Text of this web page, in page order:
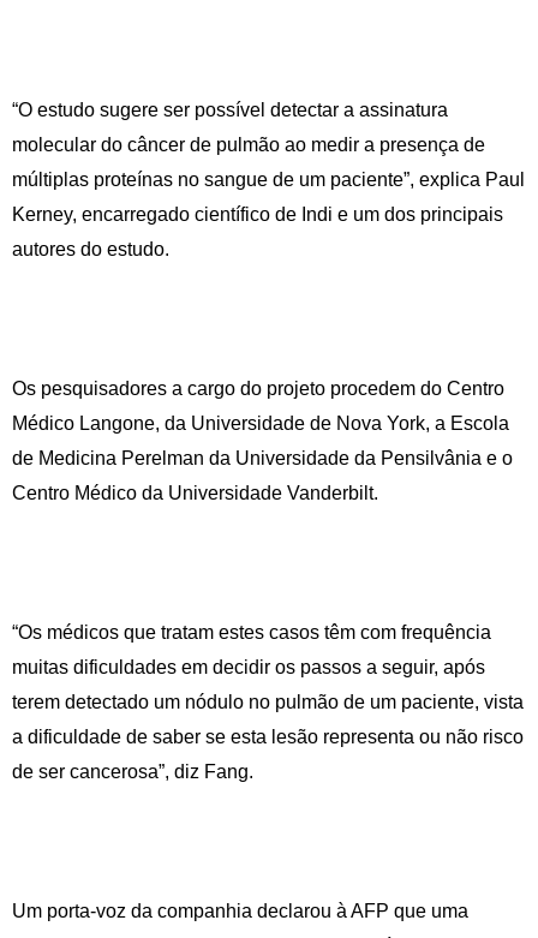
“O estudo sugere ser possível detectar a assinatura
molecular do câncer de pulmão ao medir a presença de
múltiplas proteínas no sangue de um paciente”, explica Paul
Kerney, encarregado científico de Indi e um dos principais
autores do estudo.
Os pesquisadores a cargo do projeto procedem do Centro
Médico Langone, da Universidade de Nova York, a Escola
de Medicina Perelman da Universidade da Pensilvânia e o
Centro Médico da Universidade Vanderbilt.
“Os médicos que tratam estes casos têm com frequência
muitas dificuldades em decidir os passos a seguir, após
terem detectado um nódulo no pulmão de um paciente, vista
a dificuldade de saber se esta lesão representa ou não risco
de ser cancerosa”, diz Fang.
Um porta-voz da companhia declarou à AFP que uma